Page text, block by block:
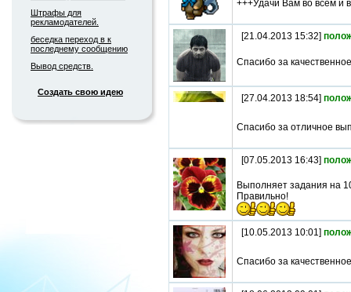
Штрафы для
рекламодателей.
беседка переход в к
последнему сообщению
Вывод средств.
Создать свою идею
+++Удачи Вам во всём и
[21.04.2013 15:32]
Спасибо за
[27.04.2013 18:54]
Спасибо за отличное
[07.05.2013 16:43]
Выполняет задания на
Правильно!
[10.05.2013 10:01]
Спасибо за